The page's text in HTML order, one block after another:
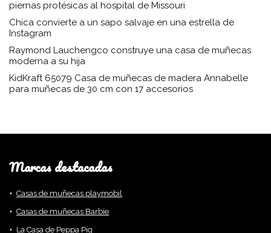
piernas protésicas al hospital de Missouri
Chica convierte a un sapo salvaje en una estrella de
Instagram
Raymond Lauchengco construye una casa de muñecas
moderna a su hija
KidKraft 65079 Casa de muñecas de madera Annabelle
para muñecas de 30 cm con 17 accesorios
Marcas destacadas
Casas de muñecas playmobil
Casas de muñecas Barbie
La Casa de Peppa Pig